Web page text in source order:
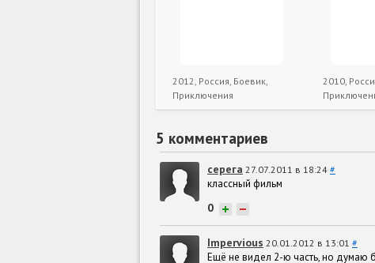
2012, Россия, Боевик,
Приключения
2010,
5 комментариев
серега 27.07.2011 в 18:24 #
классный фильм
0 + −
Impervious 20.01.2012 в 13:01 #
Ещё не видел 2-ю часть, но думаю